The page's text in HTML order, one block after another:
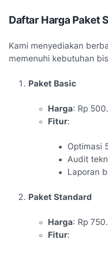
Daftar Harga Paket
Kami menyediakan
memenuhi kebutuhan
Paket Basic
Harga: Rp
Fitur:
Optimasi
Audit
Laporan
Paket Standard
Harga: Rp
Fitur: